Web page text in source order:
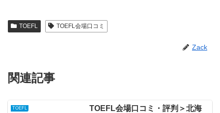
TOEFL TOEFL会場口コミ
Zack
関連記事
TOEFL
TOEFL会場口コミ・評判＞北海